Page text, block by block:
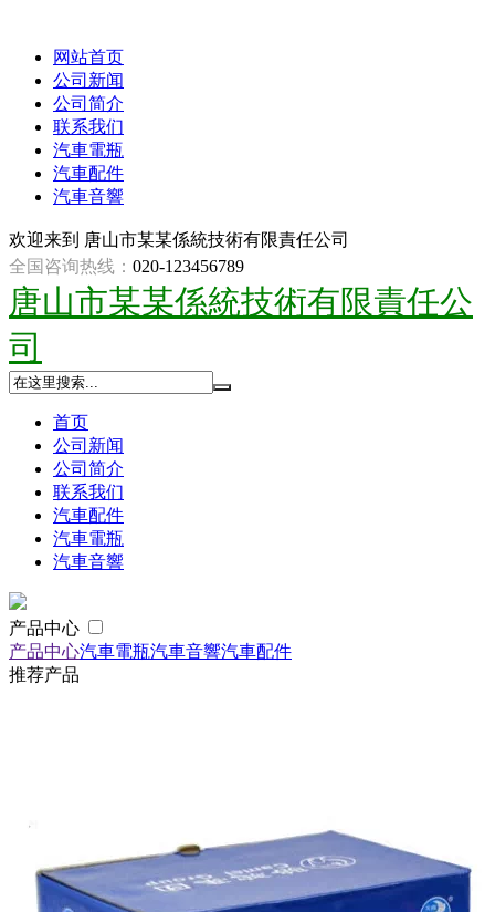
网站首页
公司新闻
公司简介
联系我们
汽車電瓶
汽車配件
汽車音響
欢迎来到 唐山市某某係統技術有限責任公司
全国咨询热线： 020-123456789
唐山市某某係統技術有限責任公
司
首页
公司新闻
公司简介
联系我们
汽車配件
汽車電瓶
汽車音響
产品中心
产品中心汽車電瓶汽車音響汽車配件
推荐产品